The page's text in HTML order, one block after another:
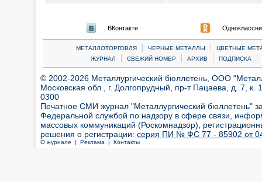
ВКонтакте
МЕТАЛЛОТОРГОВЛЯ | ЧЕРНЫЕ МЕТАЛЛЫ |
ЦВЕТНЫЕ
ЖУРНАЛ
| СВЕЖИЙ НОМЕР | АРХИВ | ПОДПИСКА |
© 2002-2026 Металлургический бюллетень, ООО
Московская обл., г. Долгопрудный, пр-т Пацаева, д. 7,
0300
Печатное СМИ журнал "Металлургический бюллетень"
Федеральной службой по надзору в сфере связи,
массовых коммуникаций (Роскомнадзор),
решения о регистрации: серия ПИ № ФС 77 - 85902 от 04
О журнале | Реклама | Контакты